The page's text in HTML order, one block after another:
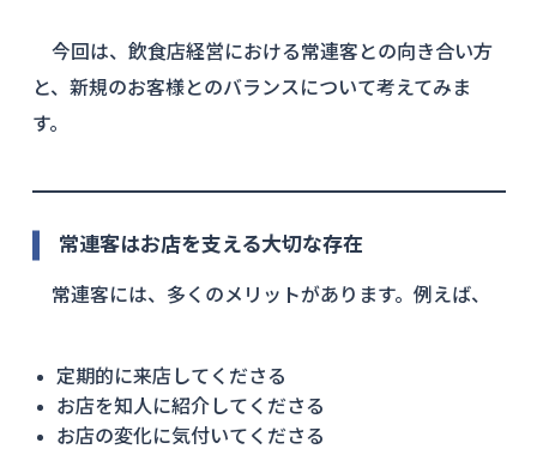
今回は、飲食店経営における常連客との向き合い方
と、新規のお客様とのバランスについて考えてみま
す。
常連客はお店を支える大切な存在
常連客には、多くのメリットがあります。例えば、
定期的に来店してくださる
お店を知人に紹介してくださる
お店の変化に気付いてくださる